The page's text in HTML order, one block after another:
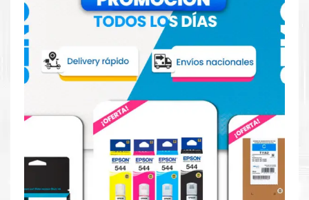
Confíe en el rendimiento uniforme deCanon, tanto si
imprime en blanco y negro como en color. Descubra
Aquí .
Hecho para ser fácil de usar